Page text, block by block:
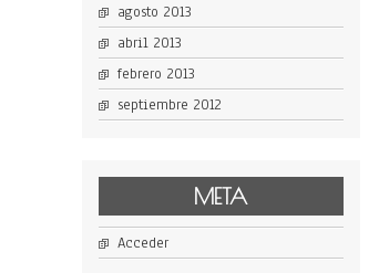
agosto 2013
abril 2013
febrero 2013
septiembre 2012
META
Acceder